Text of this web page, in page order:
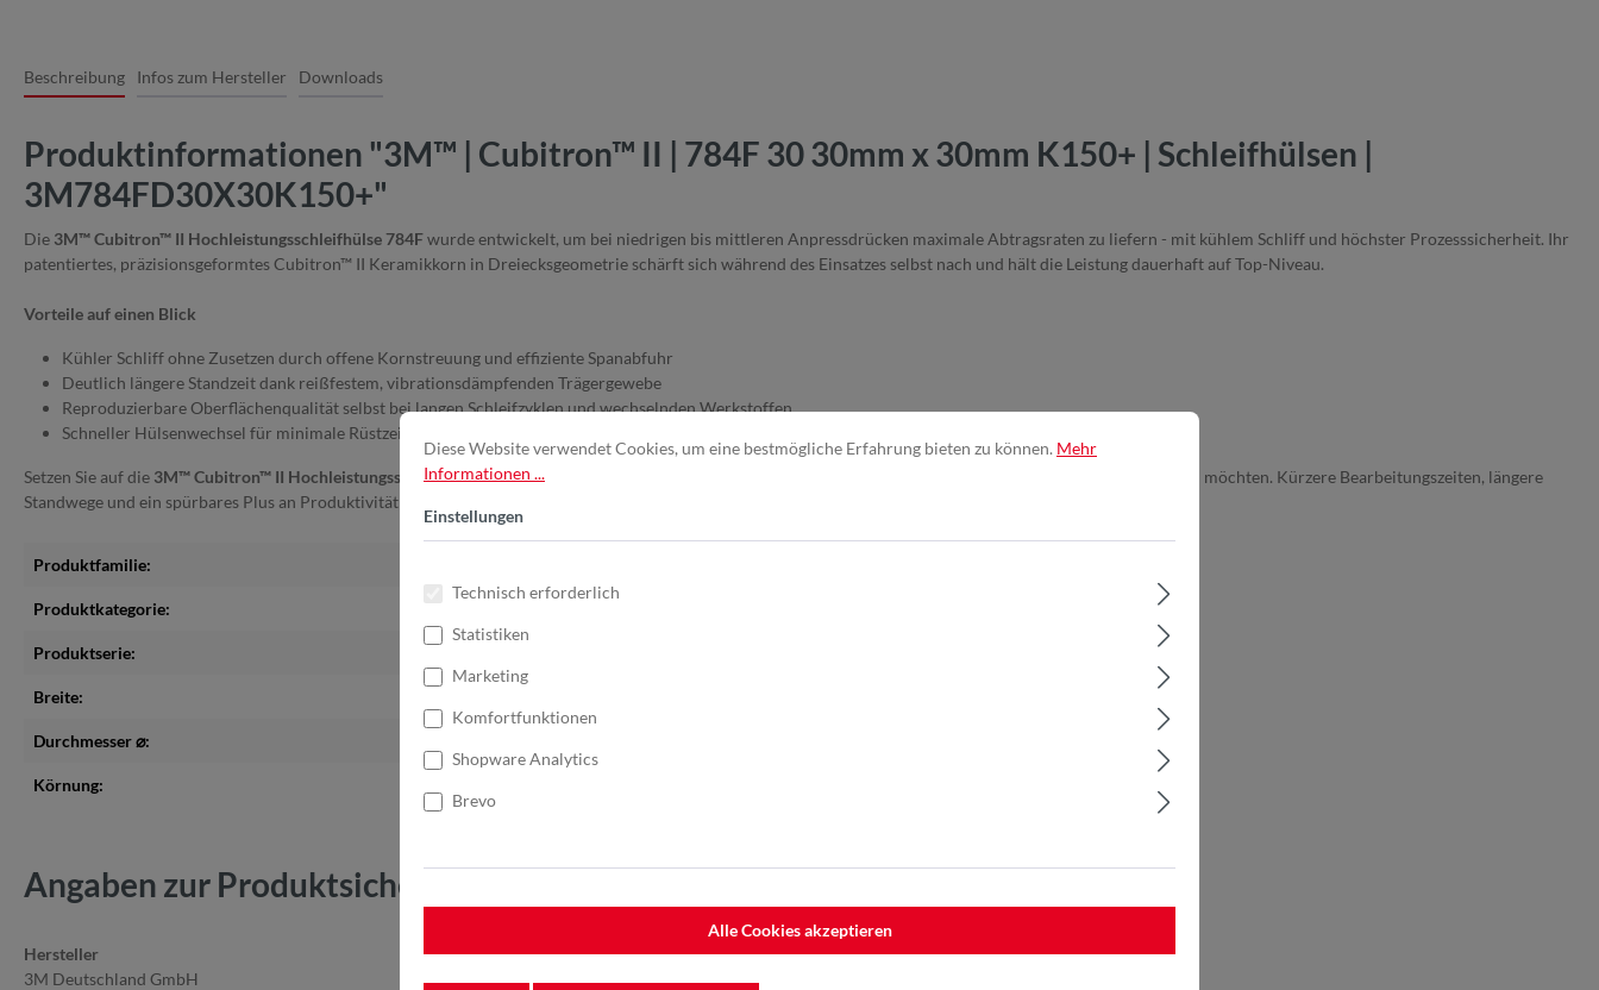
Beschreibung Infos zum Hersteller Downloads
Produktinformationen "3M™ | Cubitron™ II | 784F 30 30mm x 30mm K150+ | Schleifhülsen |
3M784FD30X30K150+"
Die 3M™ Cubitron™ II Hochleistungsschleifhülse 784Fwurde entwickelt, um bei niedrigen bis mittleren Anpressdrücken maximale Abtragsraten zu liefern - mit kühlem Schliff und höchster Prozesssicherheit. Ihr
patentiertes, präzisionsgeformtes Cubitron™ II Keramikkorn in Dreiecksgeometrie schärft sich während des Einsatzes selbst nach und hält die Leistung dauerhaft auf Top-Niveau.
Vorteile auf einen Blick
Kühler Schliff ohne Zusetzen durch offene Kornstreuung und effiziente Spanabfuhr
Deutlich längere Standzeit dank reißfestem, vibrationsdämpfenden Trägergewebe
Reproduzierbare Oberflächenqualität selbst bei langen Schleifzyklen und wechselnden Werkstoffen
Schneller Hülsenwechsel für minimale Rüstzeiten und reduzierte Produktionsstillstände
Setzen Sie auf die 3M™ Cubitron™ II Hochleistungsschleifhülse 784F, wenn Sie Effizienz, Prozessstabilität und wirtschaftliche Vorteile in einem Produkt vereinen möchten. Kürzere Bearbeitungszeiten, längere
Standwege und ein spürbares Plus an Produktivität machen Ihre Schleifabteilung zum echten Leistungsträger.
Produktfamilie:
Produktkategorie:
Produktserie:
Breite:
Durchmesser ⌀:
Körnung:
Angaben zur Produktsicherheit
Hersteller
3M Deutschland GmbH
Diese Website verwendet Cookies, um eine bestmögliche Erfahrung bieten zu können. Mehr
Informationen ...
Einstellungen
Technisch erforderlich
Statistiken
Marketing
Komfortfunktionen
Shopware Analytics
Brevo
Alle Cookies akzeptieren